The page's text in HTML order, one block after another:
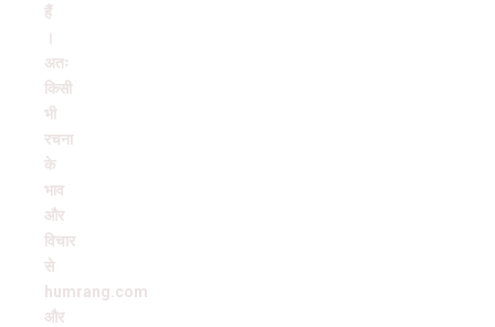
हैं
अतः
किसी
भी
रचना
के
भाव
और
विचार
से
humrang.com
और